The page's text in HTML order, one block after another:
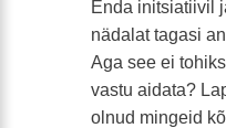
Enda initsiatiivil
nädalat tagasi
Aga see ei
vastu aidata?
olnud mingeid